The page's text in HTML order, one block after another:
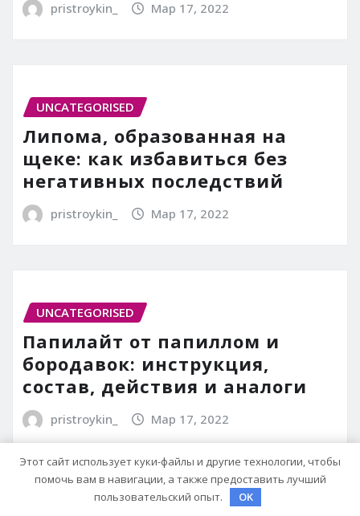
pristroykin_ Мар 17, 2022
UNCATEGORISED
Липома, образованная на
щеке: как избавиться без
негативных последствий
pristroykin_ Мар 17, 2022
UNCATEGORISED
Папилайт от папиллом и
бородавок: инструкция,
состав, действия и аналоги
pristroykin_ Мар 17, 2022
Этот сайт использует куки-файлы и другие технологии, чтобы
помочь вам в навигации, а также предоставить лучший
пользовательский опыт.
OK